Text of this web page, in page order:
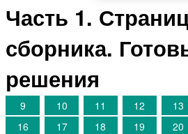
Часть 1.
сборника.
решения
9 10 11 12 13
16
17 18 19 20